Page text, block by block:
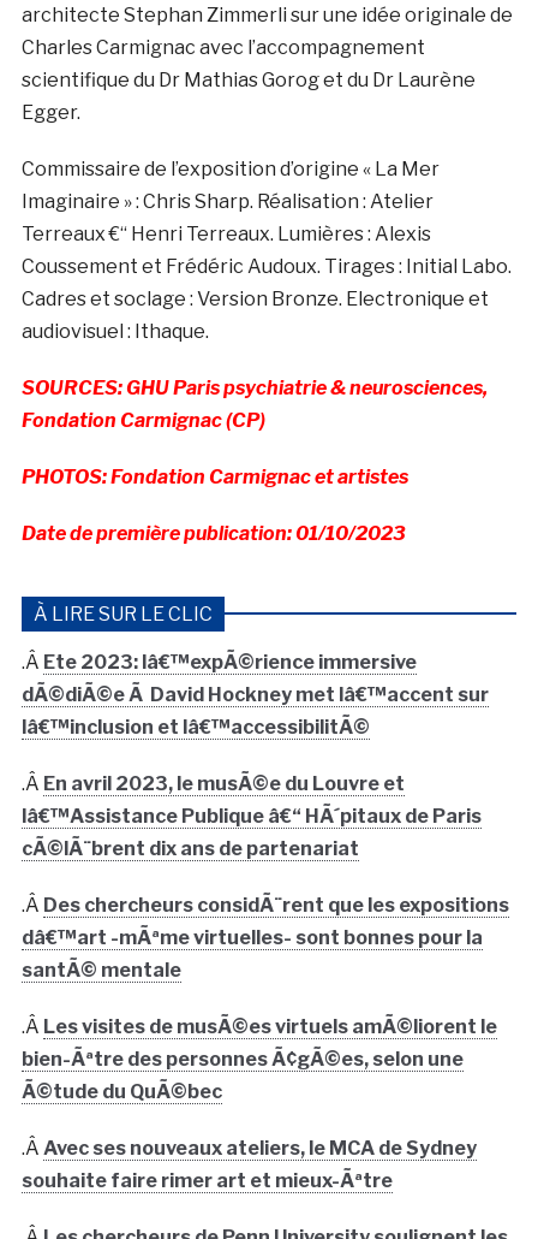
architecte Stephan Zimmerli sur une idée originale de
Charles Carmignac avec l’accompagnement
scientifique du Dr Mathias Gorog et du Dr Laurène
Egger.
Commissaire de l’exposition d’origine « La Mer
Imaginaire » : Chris Sharp. Réalisation : Atelier
Terreaux €“ Henri Terreaux. Lumières : Alexis
Coussement et Frédéric Audoux. Tirages : Initial Labo.
Cadres et soclage : Version Bronze. Electronique et
audiovisuel : Ithaque.
SOURCES: GHU Paris psychiatrie & neurosciences,
Fondation Carmignac (CP)
PHOTOS: Fondation Carmignac et artistes
Date de première publication: 01/10/2023
À LIRE SUR LE CLIC
.Â Ete 2023: lâ€™expÃ©rience immersive
dÃ©diÃ©e Ã David Hockney met lâ€™accent sur
lâ€™inclusion et lâ€™accessibilitÃ©
.Â En avril 2023, le musÃ©e du Louvre et
lâ€™Assistance Publique â€“ HÃ´pitaux de Paris
cÃ©lÃ¨brent dix ans de partenariat
.Â Des chercheurs considÃ¨rent que les expositions
dâ€™art -mÃªme virtuelles- sont bonnes pour la
santÃ© mentale
.Â Les visites de musÃ©es virtuels amÃ©liorent le
bien-Ãªtre des personnes Ã¢gÃ©es, selon une
Ã©tude du QuÃ©bec
.Â Avec ses nouveaux ateliers, le MCA de Sydney
souhaite faire rimer art et mieux-Ãªtre